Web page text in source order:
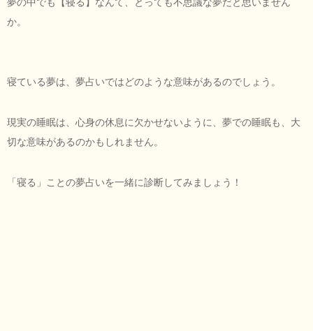
か。
寝ている夢は、夢占いではどのような意味があるのでしょう。
現実の睡眠は、心身の休息に欠かせないように、夢での睡眠も、大
切な意味があるのかもしれません。
「寝る」ことの夢占いを一緒に診断してみましょう！